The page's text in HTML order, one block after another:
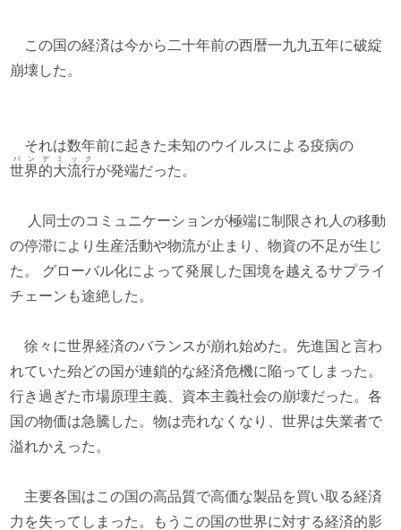
この国の経済は今から二十年前の西暦一九九五年に破綻
崩壊した。
それは数年前に起きた未知のウイルスによる疫病の
世界的大流行
パンデミック
が発端だった。
人同士のコミュニケーションが極端に制限され人の移動
の停滞により生産活動や物流が止まり、物資の不足が生じ
た。 グローバル化によって発展した国境を越えるサプライ
チェーンも途絶した。
徐々に世界経済のバランスが崩れ始めた。先進国と言わ
れていた殆どの国が連鎖的な経済危機に陥ってしまった。
行き過ぎた市場原理主義、資本主義社会の崩壊だった。各
国の物価は急騰した。物は売れなくなり、世界は失業者で
溢れかえった。
主要各国はこの国の高品質で高価な製品を買い取る経済
力を失ってしまった。もうこの国の世界に対する経済的影